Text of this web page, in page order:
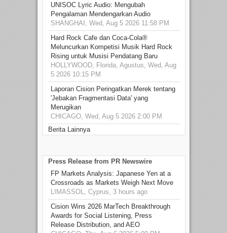
UNISOC Lyric Audio: Mengubah
Pengalaman Mendengarkan Audio
SHANGHAI, Wed, Aug 5 2026 11:58 PM
Hard Rock Cafe dan Coca-Cola®
Meluncurkan Kompetisi Musik Hard Rock
Rising untuk Musisi Pendatang Baru
HOLLYWOOD, Florida, Agustus, Wed, Aug
5 2026 10:15 PM
Laporan Cision Peringatkan Merek tentang
'Jebakan Fragmentasi Data' yang
Merugikan
CHICAGO, Wed, Aug 5 2026 2:00 PM
Berita Lainnya
Press Release from PR Newswire
FP Markets Analysis: Japanese Yen at a
Crossroads as Markets Weigh Next Move
LIMASSOL, Cyprus, 3 hours ago
Cision Wins 2026 MarTech Breakthrough
Awards for Social Listening, Press
Release Distribution, and AEO